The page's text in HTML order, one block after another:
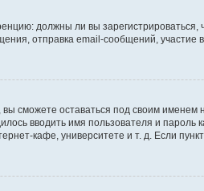
должны ли вы
отправка email-сообщений, участие
, вы сможете оставаться под своим именем
вводить имя пользователя и
кафе, университете и т. д. Если